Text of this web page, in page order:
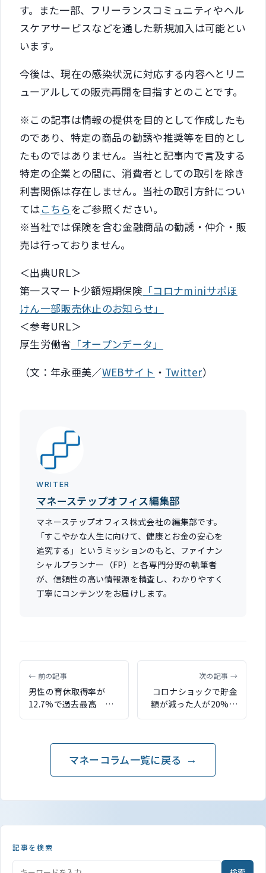
す。また一部、フリーランスコミュニティやヘル
スケアサービスなどを通した新規加入は可能とい
います。
今後は、現在の感染状況に対応する内容へとリニ
ューアルしての販売再開を目指すとのことです。
※この記事は情報の提供を目的として作成したも
のであり、特定の商品の勧誘や推奨等を目的とし
たものではありません。当社と記事内で言及する
特定の企業との間に、消費者としての取引を除き
利害関係は存在しません。当社の取引方針につい
てはこちらをご参照ください。
※当社では保険を含む金融商品の勧誘・仲介・販
売は行っておりません。
＜出典URL＞
第一スマート少額短期保険 「コロナminiサポほ
けん一部販売休止のお知らせ」
＜参考URL＞
厚生労働省 「オープンデータ」
（文：年永亜美／WEBサイト ・ Twitter）
WRITER
マネーステップオフィス編集部
マネーステップオフィス株式会社の編集部です。
「すこやかな人生に向けて、健康とお金の安心を
追究する」というミッションのもと、ファイナン
シャルプランナー（FP）と各専門分野の執筆者
が、信頼性の高い情報源を精査し、わかりやすく
丁寧にコンテンツをお届けします。
← 前の記事
男性の育休取得率が
12.7%で過去最高 厚
労省「令和2年度雇用均
次の記事 →
コロナショックで貯金
額が減った人が20%
「コロナ禍における金
が公表
マネーコラム一覧に戻る
記事を検索